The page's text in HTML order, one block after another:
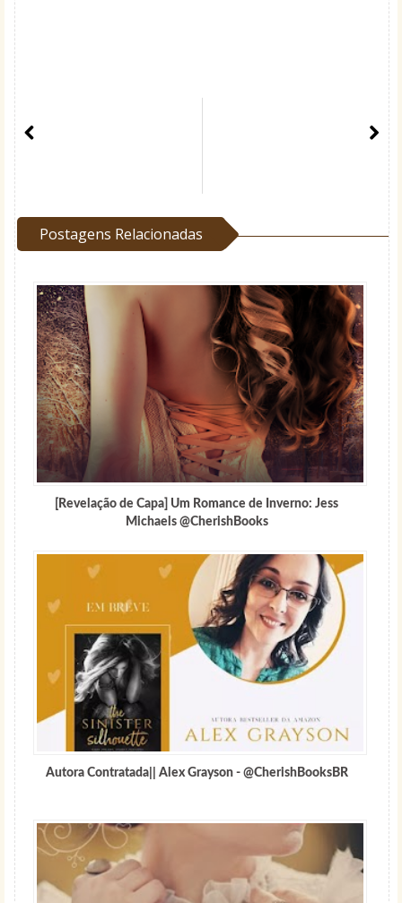
Postagens Relacionadas
[Revelação de Capa] Um Romance de Inverno: Jess
Michaels @CherishBooks
Autora Contratada|| Alex Grayson - @CherishBooksBR